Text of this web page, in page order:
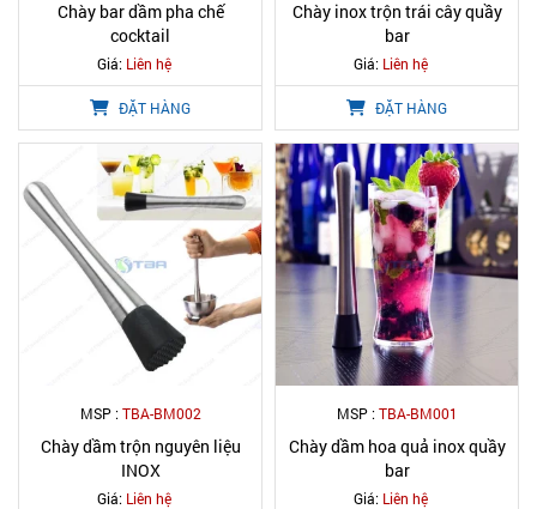
Chày bar dầm pha chế
cocktail
Giá: Liên hệ
ĐẶT HÀNG
Chày inox trộn trái cây quầy
bar
Giá: Liên hệ
ĐẶT HÀNG
MSP :TBA-BM002
Chày dầm trộn nguyên liệu
INOX
Giá: Liên hệ
MSP :TBA-BM001
Chày dầm hoa quả inox quầy
bar
Giá: Liên hệ